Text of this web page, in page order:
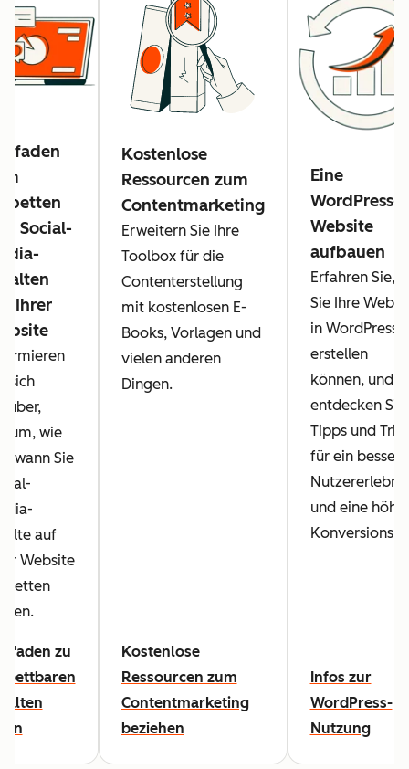
Social-
Ihrer
sich
wie
wann Sie
auf
Website
zu
Kostenlose
Ressourcen zum
Contentmarketing
Erweitern Sie Ihre
Toolbox für die
Contenterstellung
mit kostenlosen E-
Books, Vorlagen und
vielen anderen
Dingen.
Kostenlose
Ressourcen zum
Contentmarketing
beziehen
Eine
WordPress-
Website
aufbauen
Erfahren Sie,
Sie Ihre
in WordPress
erstellen
können, und
entdecken Sie
Tipps und
für ein
Nutzererlebnis
und eine
Infos zur
WordPress-
Nutzung